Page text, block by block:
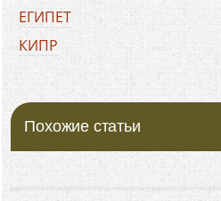
ЕГИПЕТ
КИПР
ХОРВАТИЯ
БОЛГАРИЯ
ГРЕЦИЯ
ЧЕРНОГОРИЯ
ИТАЛИЯ
Похожие статьи